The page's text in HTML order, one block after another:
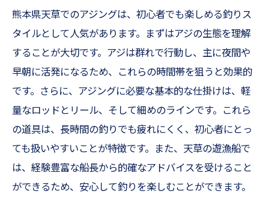
熊本県天草でのアジングは、初心者でも楽しめる釣りス
タイルとして人気があります。まずはアジの生態を理解
することが大切です。アジは群れで行動し、主に夜間や
早朝に活発になるため、これらの時間帯を狙うと効果的
です。さらに、アジングに必要な基本的な仕掛けは、軽
量なロッドとリール、そして細めのラインです。これら
の道具は、長時間の釣りでも疲れにくく、初心者にとっ
ても扱いやすいことが特徴です。また、天草の遊漁船で
は、経験豊富な船長から的確なアドバイスを受けること
ができるため、安心して釣りを楽しむことができます。